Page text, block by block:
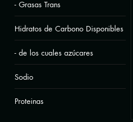
- Grasas Trans
Hidratos de Carbono Disponibles
- de los cuales azúcares
Sodio
Proteinas